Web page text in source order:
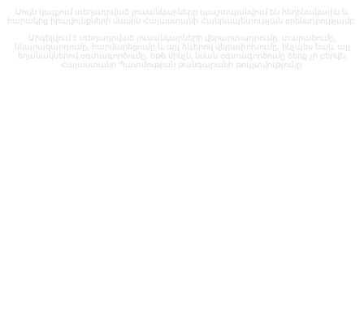
Սույն կայքում տեղադրված լուսանկարները պաշտպանվում են հեղինակային և
հարակից իրավունքների մասին Հայաստանի Հանրապետության օրենսդրությամբ:
Արգելվում է տեղադրված լուսանկարների վերարտադրումը, տարածումը,
նկարազարդումը, հարմարեցումը և այլ ձևերով վերափոխումը, ինչպես նաև այլ
եղանակներով օգտագործումը, եթե մինչև նման օգտագործումը ձեռք չի բերվել
Հայաստանի Պատմության թանգարանի թույլտվությունը: